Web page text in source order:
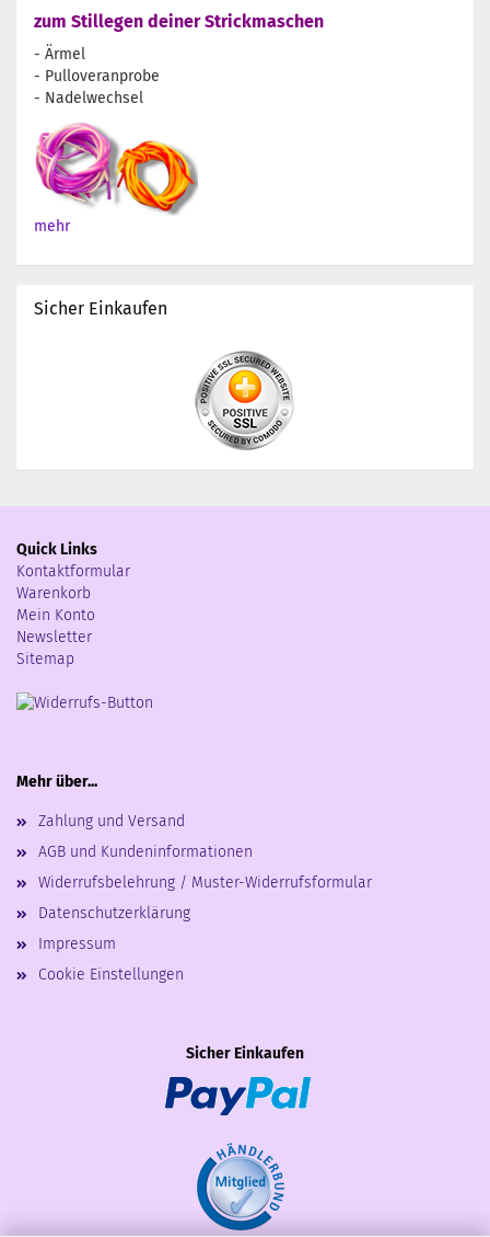
zum Stillegen deiner Strickmaschen
- Ärmel
- Pulloveranprobe
- Nadelwechsel
mehr
Sicher Einkaufen
Quick Links
Kontaktformular
Warenkorb
Mein Konto
Newsletter
Sitemap
Mehr über...
Zahlung und Versand
AGB und Kundeninformationen
Widerrufsbelehrung / Muster-Widerrufsformular
Datenschutzerklärung
Impressum
Cookie Einstellungen
Sicher Einkaufen